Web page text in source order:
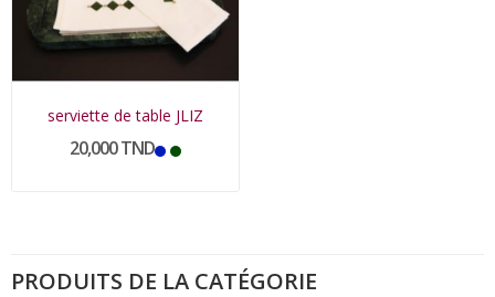
PRODUITS DE LA CATÉGORIE
serviette de table JLIZ
20,000 TND